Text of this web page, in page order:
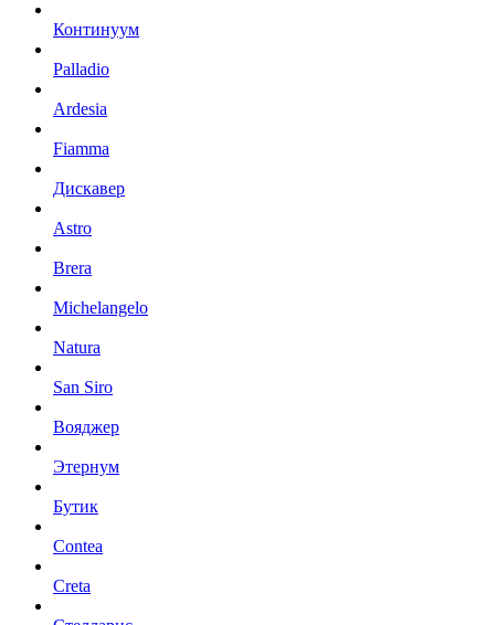
Континуум
Palladio
Ardesia
Fiamma
Дискавер
Astro
Brera
Michelangelo
Natura
San Siro
Вояджер
Этернум
Бутик
Contea
Creta